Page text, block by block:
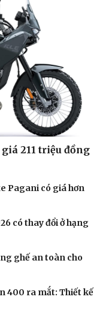
211 triệu đồng
Pagani có giá hơn
có thay đổi ở hạng
ghế an toàn cho
400 ra mắt: Thiết kế